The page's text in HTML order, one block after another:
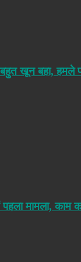
बहुत खून बहा, हमले
मामला, काम